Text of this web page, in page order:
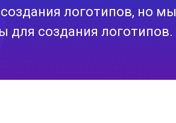
логотипов, но мы
для создания логотипов.